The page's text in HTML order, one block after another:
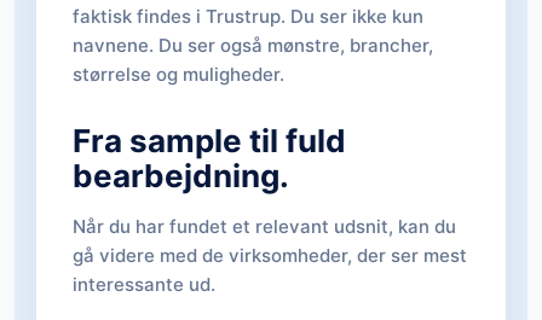
faktisk findes i Trustrup. Du ser ikke kun
navnene. Du ser også mønstre, brancher,
størrelse og muligheder.
Fra sample til fuld
bearbejdning.
Når du har fundet et relevant udsnit, kan du
gå videre med de virksomheder, der ser mest
interessante ud.